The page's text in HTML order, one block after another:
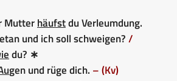
Mutterhäufstdu Verleumdung.
und ich soll schweigen?/
du? ∗
gen und rüge dich. – (Kv)